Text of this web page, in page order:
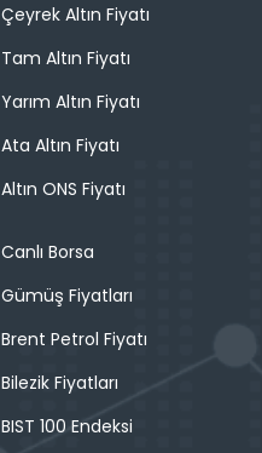
Çeyrek Altın Fiyatı
Tam Altın Fiyatı
Yarım Altın Fiyatı
Ata Altın Fiyatı
Altın ONS Fiyatı
Canlı Borsa
Gümüş Fiyatları
Brent Petrol Fiyatı
Bilezik Fiyatları
BIST 100 Endeksi